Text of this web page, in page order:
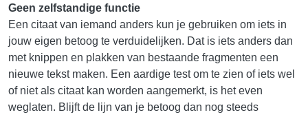
Geen zelfstandige functie
Een citaat van iemand anders kun je gebruiken om iets in
jouw eigen betoog te verduidelijken. Dat is iets anders dan
met knippen en plakken van bestaande fragmenten een
nieuwe tekst maken. Een aardige test om te zien of iets wel
of niet als citaat kan worden aangemerkt, is het even
weglaten. Blijft de lijn van je betoog dan nog steeds